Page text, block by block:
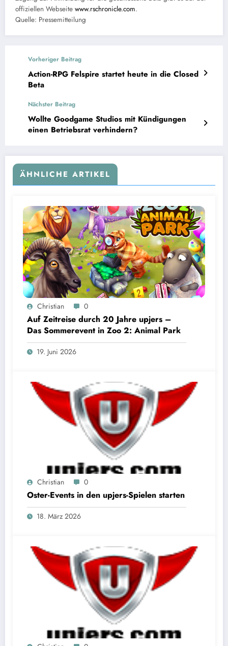
offiziellen Webseite www.rschronicle.com.
Quelle: Pressemitteilung
Vorheriger Beitrag
Action-RPG Felspire startet heute in die Closed
Beta
Nächster Beitrag
Wollte Goodgame Studios mit Kündigungen
einen Betriebsrat verhindern?
ÄHNLICHE ARTIKEL
Christian 0
Auf Zeitreise durch 20 Jahre upjers –
Das Sommerevent in Zoo 2: Animal Park
19. Juni 2026
Christian 0
Oster-Events in den upjers-Spielen starten
18. März 2026